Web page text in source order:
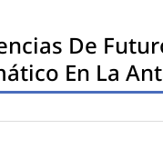
De
En La